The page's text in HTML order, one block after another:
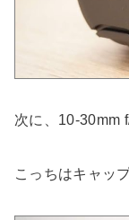
次に、10-30mm
こっちはキャッ